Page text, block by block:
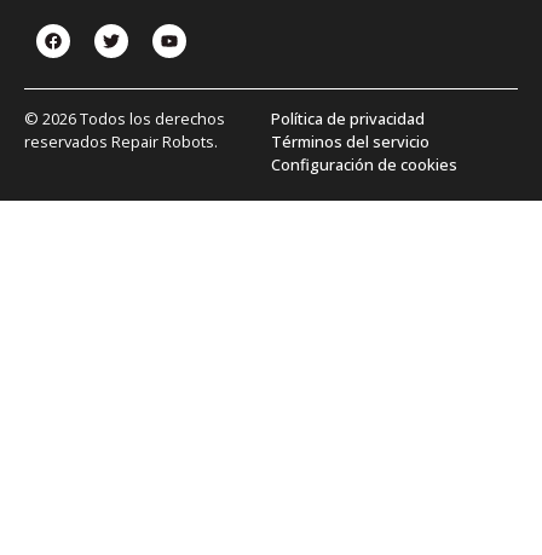
© 2026 Todos los derechos
reservados Repair Robots.
Política de privacidad
Términos del servicio
Configuración de cookies